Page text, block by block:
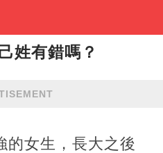
姓有錯嗎？
的女生，長大之後